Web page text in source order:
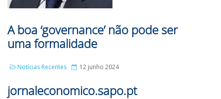
A boa ‘governance’ não pode ser
uma formalidade
Notícias Recentes 12 junho 2024
jornaleconomico.sapo.pt